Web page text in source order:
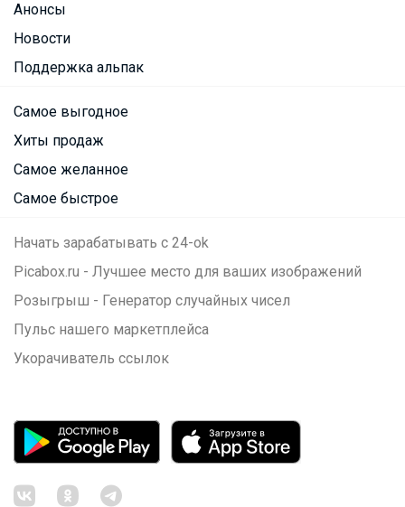
Анонсы
Новости
Поддержка альпак
Самое выгодное
Хиты продаж
Самое желанное
Самое быстрое
Начать зарабатывать с 24-ok
Picabox.ru - Лучшее место для ваших изображений
Розыгрыш - Генератор случайных чисел
Пульс нашего маркетплейса
Укорачиватель ссылок